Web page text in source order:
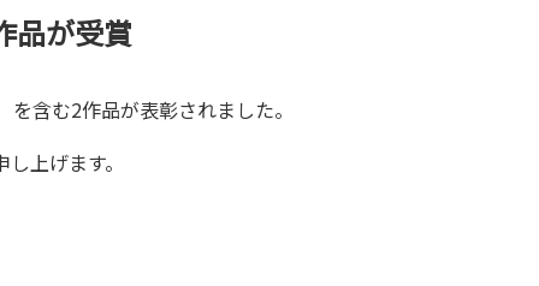
品が受賞
含む2作品が表彰されました。
上げます。